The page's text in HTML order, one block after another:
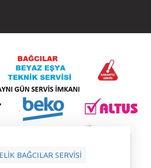
BAĞCILAR SERVİSİ